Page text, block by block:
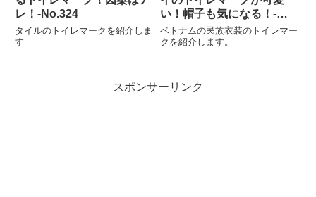
レ！‐No.324
タイルのトイレマークを紹介しま
す
い！帽子も気になる！‐
No.912
ベトナムの民族衣装のトイレマー
クを紹介します。
スポンサーリンク